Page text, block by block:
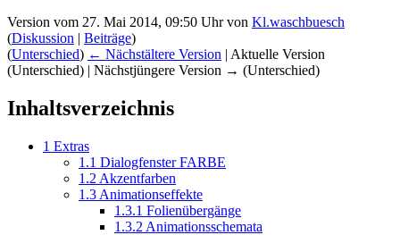
Version vom 27. Mai 2014, 09:50 Uhr von Kl.waschbuesch
(Diskussion | Beiträge)
(Unterschied) ← Nächstältere Version | Aktuelle Version
(Unterschied) | Nächstjüngere Version → (Unterschied)
Inhaltsverzeichnis
1 Extras
1.1 Dialogfenster FARBE
1.2 Akzentfarben
1.3 Animationseffekte
1.3.1 Folienübergänge
1.3.2 Animationsschemata